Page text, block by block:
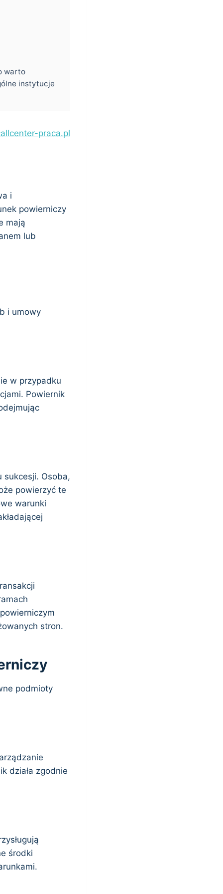
warto
instytucje
praca.pl
i
powierniczy
mają
lub
i umowy
w przypadku
Powiernik
sukcesji. Osoba,
powierzyć te
warunki
stron.
podmioty
działa zgodnie
środki